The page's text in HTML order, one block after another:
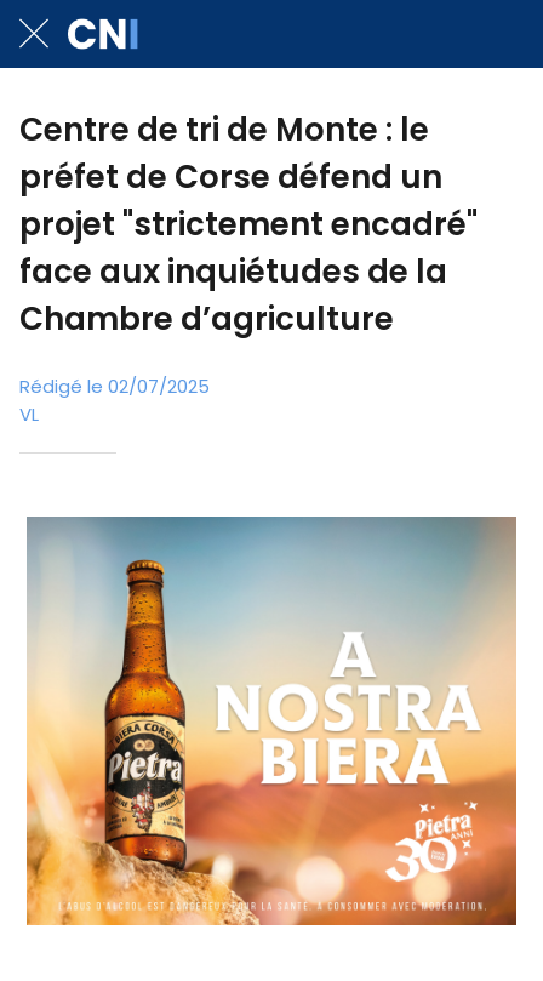
Centre de tri de Monte : le
préfet de Corse défend un
projet "strictement encadré"
face aux inquiétudes de la
Chambre d’agriculture
Rédigé le 02/07/2025
VL